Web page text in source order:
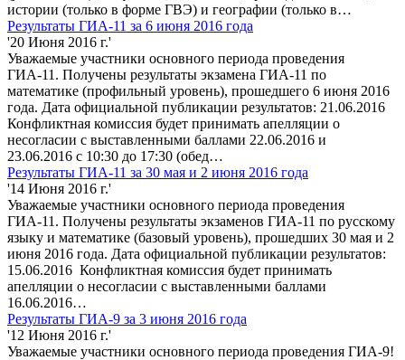
истории (только в форме ГВЭ) и географии (только в…
Результаты ГИА-11 за 6 июня 2016 года
'20 Июня 2016 г.'
Уважаемые участники основного периода проведения
ГИА-11. Получены результаты экзамена ГИА-11 по
математике (профильный уровень), прошедшего 6 июня 2016
года. Дата официальной публикации результатов: 21.06.2016
Конфликтная комиссия будет принимать апелляции о
несогласии с выставленными баллами 22.06.2016 и
23.06.2016 с 10:30 до 17:30 (обед…
Результаты ГИА-11 за 30 мая и 2 июня 2016 года
'14 Июня 2016 г.'
Уважаемые участники основного периода проведения
ГИА-11. Получены результаты экзаменов ГИА-11 по русскому
языку и математике (базовый уровень), прошедших 30 мая и 2
июня 2016 года. Дата официальной публикации результатов:
15.06.2016 Конфликтная комиссия будет принимать
апелляции о несогласии с выставленными баллами
16.06.2016…
Результаты ГИА-9 за 3 июня 2016 года
'12 Июня 2016 г.'
Уважаемые участники основного периода проведения ГИА-9!